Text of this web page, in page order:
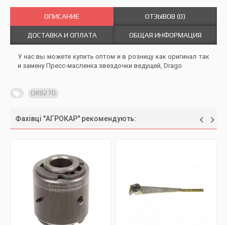
ОПИСАНИЕ ОТЗЫВОВ (0)
ДОСТАВКА И ОПЛАТА ОБЩАЯ ИНФОРМАЦИЯ
У нас вы можете купить оптом и в розницу как оригинал так
и замену Пресс-масленка звездочки ведущей, Drago
DR8270
Фахівці "АГРОКАР" рекомендують: